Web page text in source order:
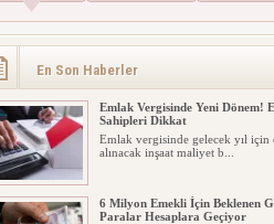
En Son Haberler
Emlak Vergisinde Yeni Dönem!
Sahipleri Dikkat
Emlak vergisinde gelecek yıl için
alınacak inşaat maliyet b...
6 Milyon Emekli İçin Beklenen
Paralar Hesaplara Geçiyor